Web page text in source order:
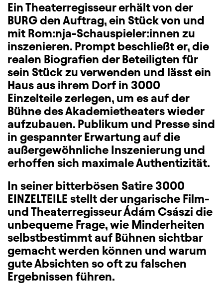
Ein Theaterregisseur erhält von der
BURG den Auftrag, ein Stück von und
mit Rom:nja-Schauspieler:innen zu
inszenieren. Prompt beschließt er, die
realen Biografien der Beteiligten für
sein Stück zu verwenden und lässt ein
Haus aus ihrem Dorf in 3000
Einzelteile zerlegen, um es auf der
Bühne des Akademietheaters wieder
aufzubauen. Publikum und Presse sind
in gespannter Erwartung auf die
außergewöhnliche Inszenierung und
erhoffen sich maximale Authentizität.
In seiner bitterbösen Satire 3000
EINZELTEILE stellt der ungarische Film-
und Theaterregisseur Ádám Császi die
unbequeme Frage, wie Minderheiten
selbstbestimmt auf Bühnen sichtbar
gemacht werden können und warum
gute Absichten so oft zu falschen
Ergebnissen führen.